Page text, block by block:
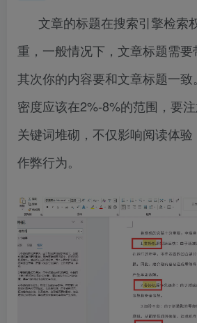
文章的标题在搜索引擎检索
重，一般情况下，文章标题需要
其次你的内容要和文章标题一
密度应该在2%-8%的范围，要
关键词堆砌，不仅影响阅读体
作弊行为。